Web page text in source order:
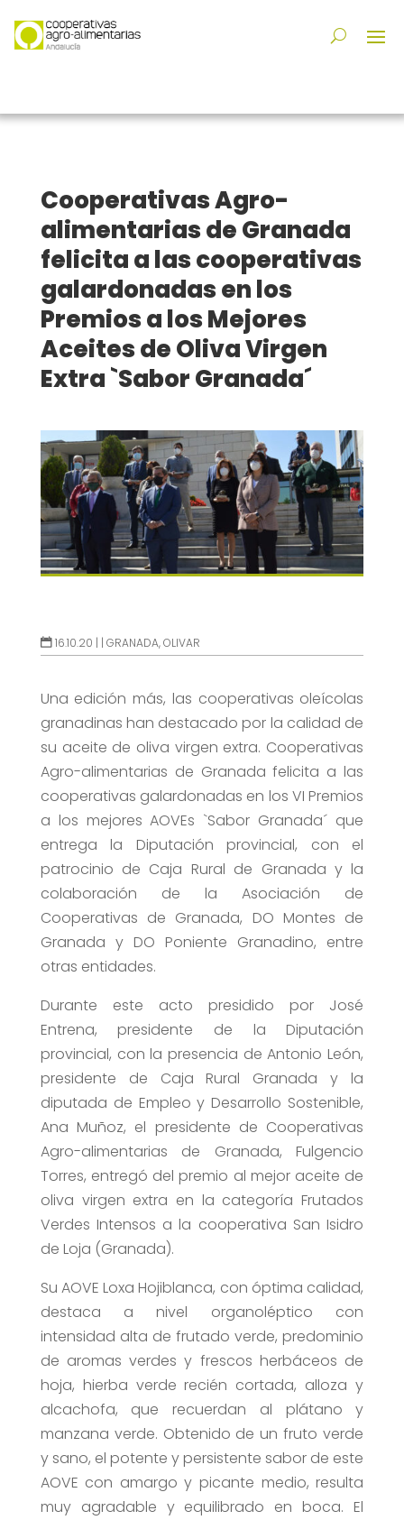
Cooperativas Agro-
alimentarias de Granada
felicita a las cooperativas
galardonadas en los
Premios a los Mejores
Aceites de Oliva Virgen
Extra `Sabor Granada´
16.10.20 | | GRANADA,OLIVAR
Una edición más, las cooperativas oleícolas
granadinas han destacado por la calidad de
su aceite de oliva virgen extra. Cooperativas
Agro-alimentarias de Granada felicita a las
cooperativas galardonadas en los VI Premios
a los mejores AOVEs `Sabor Granada´ que
entrega la Diputación provincial, con el
patrocinio de Caja Rural de Granada y la
colaboración de la Asociación de
Cooperativas de Granada, DO Montes de
Granada y DO Poniente Granadino, entre
otras entidades.
Durante este acto presidido por José
Entrena, presidente de la Diputación
provincial, con la presencia de Antonio León,
presidente de Caja Rural Granada y la
diputada de Empleo y Desarrollo Sostenible,
Ana Muñoz, el presidente de Cooperativas
Agro-alimentarias de Granada, Fulgencio
Torres, entregó del premio al mejor aceite de
oliva virgen extra en la categoría Frutados
Verdes Intensos a la cooperativa San Isidro
de Loja (Granada).
Su AOVE Loxa Hojiblanca, con óptima calidad,
destaca a nivel organoléptico con
intensidad alta de frutado verde, predominio
de aromas verdes y frescos herbáceos de
hoja, hierba verde recién cortada, alloza y
alcachofa, que recuerdan al plátano y
manzana verde. Obtenido de un fruto verde
y sano, el potente y persistente sabor de este
AOVE con amargo y picante medio, resulta
muy agradable y equilibrado en boca. El